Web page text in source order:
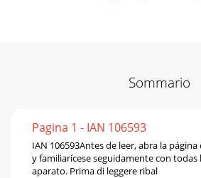
Sommario
Pagina 1 - IAN 106593
IAN 106593Antes de leer, abra la
y familiarícese seguidamente con todas
aparato. Prima di leggere ribal